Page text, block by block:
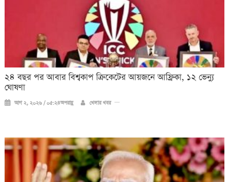
২৪ বছর পর আবার বিশ্বকাপ ক্রিকে‌টের আয়জনে আফ্রিকা, ১২ ভেন্যু
ঘোষণা
আগ ২, ২০২৬ / ০৫:২৪অপরাহ্ণ খেলার খবর